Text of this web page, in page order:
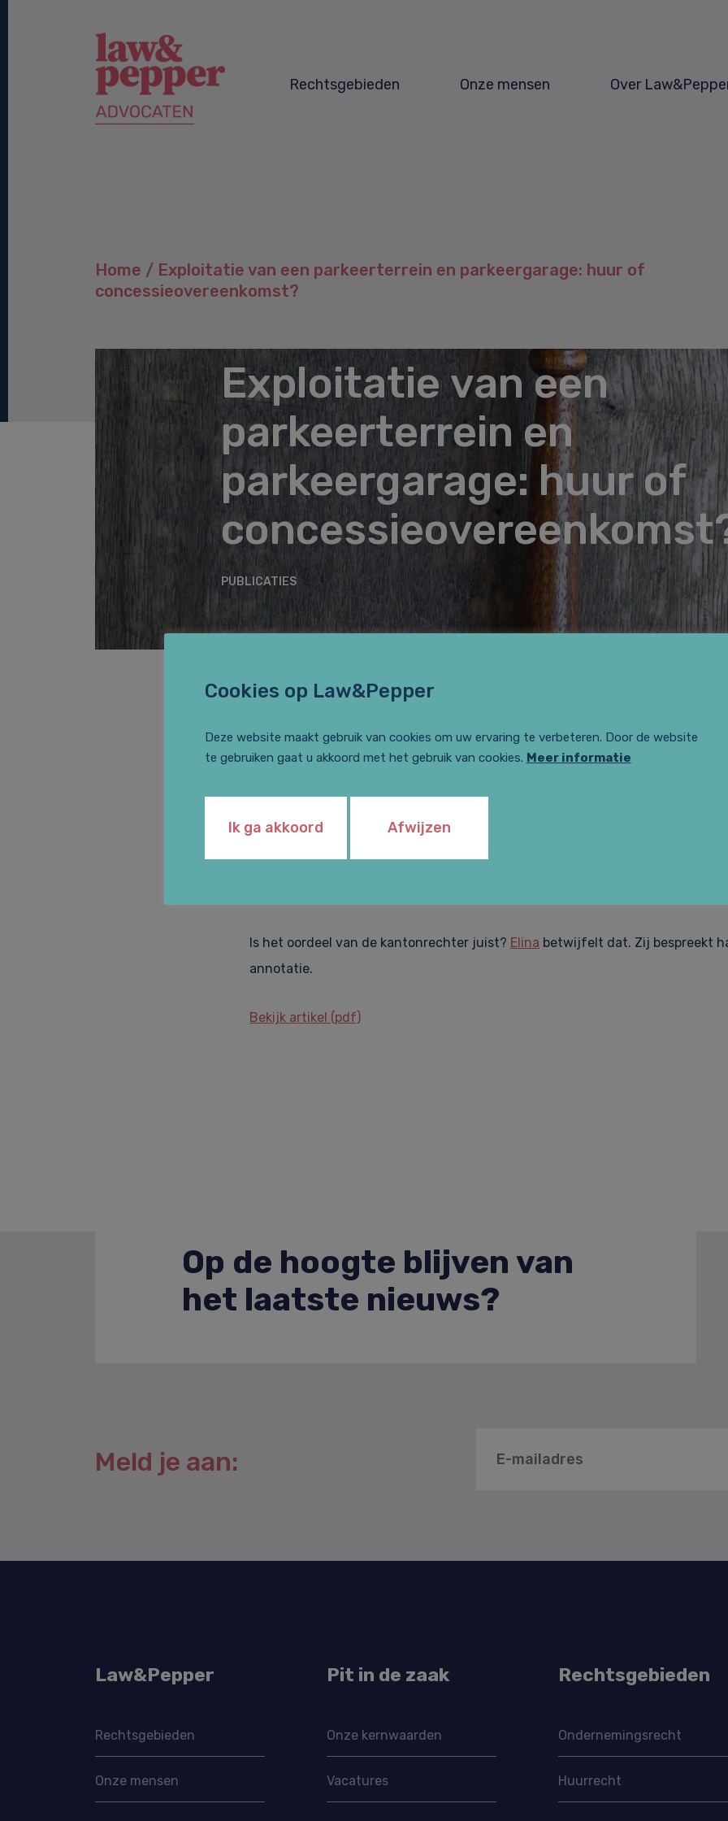
Rechtsgebieden Onze mensen Over
Home / Exploitatie van een parkeerterrein en parkeergarage: huur of
concessieovereenkomst?
Exploitatie van een
parkeerterrein en
parkeergarage: huur of
PUBLICATIES
Annotatie bij de uitspraak van de Kantonrechter Leeuwarden d.d. 10 juli 2018,
De kantonrechter moet beoordelen of hij bevoegd is kennis te nemen van een
Is het oordeel van de kantonrechter juist? Elina betwijfelt dat. Zij bespreekt
annotatie.
Bekijk artikel (pdf)
Op de hoogte blijven van
het laatste nieuws?
Meld je aan:
Law&Pepper
Rechtsgebieden
Onze mensen
Pit in de zaak
Onze kernwaarden
Vacatures
Rechtsgebieden
Ondernemings­recht
Huurrecht
Cookies op Law&Pepper
Deze website maakt gebruik van cookies om uw ervaring te verbeteren. Door de website
te gebruiken gaat u akkoord met het gebruik van cookies. Meer informatie
Ik ga akkoord Afwijzen